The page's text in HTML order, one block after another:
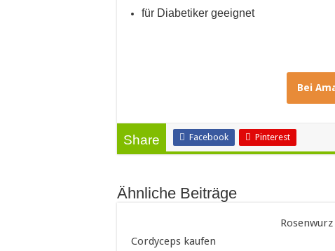
für Diabetiker geeignet
Bei
Share Facebook Pinterest
Ähnliche Beiträge
Cordyceps kaufen